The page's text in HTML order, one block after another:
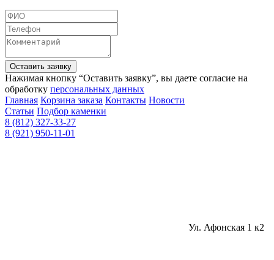
Оставить заявку
Нажимая кнопку “Оставить заявку”, вы даете согласие на
обработку персональных данных
Главная Корзина заказа Контакты Новости
Статьи Подбор каменки
8 (812) 327-33-27
8 (921) 950-11-01
Ул. Афонская 1 к2